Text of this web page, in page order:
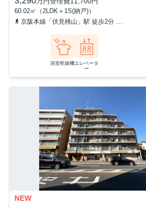
60.02㎡（2LDK＋1S(納戸)）
京阪本線「伏見桃山」駅 徒歩2分
浴室乾燥機エレベータ
ー
NEW